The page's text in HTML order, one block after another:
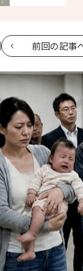
前回の記事